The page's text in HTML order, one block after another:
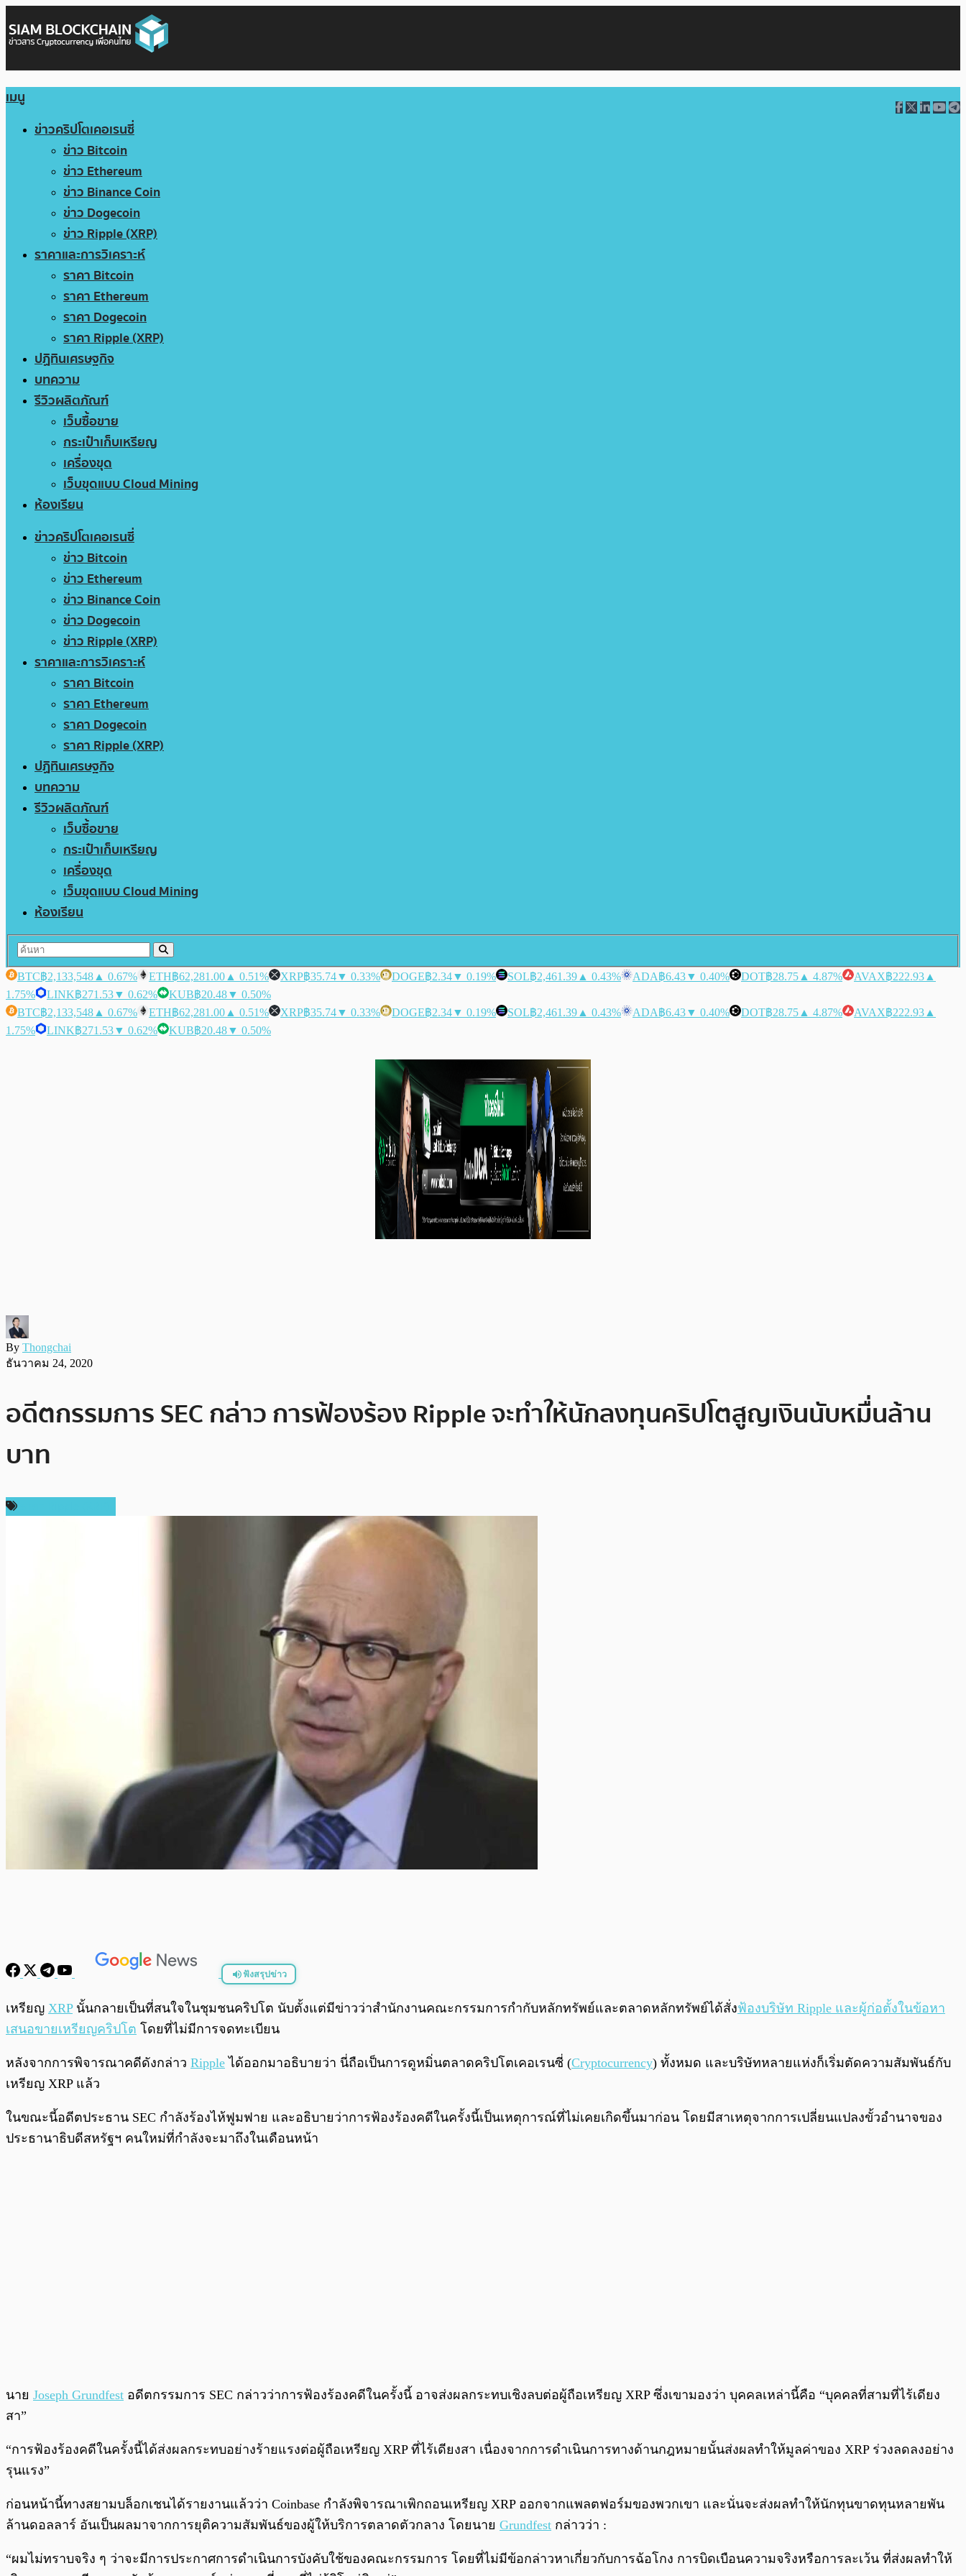
เมนู
ข่าวคริปโตเคอเรนซี่
ข่าว Bitcoin
ข่าว Ethereum
ข่าว Binance Coin
ข่าว Dogecoin
ข่าว Ripple (XRP)
ราคาและการวิเคราะห์
ราคา Bitcoin
ราคา Ethereum
ราคา Dogecoin
ราคา Ripple (XRP)
ปฏิทินเศรษฐกิจ
บทความ
รีวิวผลิตภัณฑ์
เว็บซื้อขาย
กระเป๋าเก็บเหรียญ
เครื่องขุด
เว็บขุดแบบ Cloud Mining
ห้องเรียน
ข่าวคริปโตเคอเรนซี่
ข่าว Bitcoin
ข่าว Ethereum
ข่าว Binance Coin
ข่าว Dogecoin
ข่าว Ripple (XRP)
ราคาและการวิเคราะห์
ราคา Bitcoin
ราคา Ethereum
ราคา Dogecoin
ราคา Ripple (XRP)
ปฏิทินเศรษฐกิจ
บทความ
รีวิวผลิตภัณฑ์
เว็บซื้อขาย
กระเป๋าเก็บเหรียญ
เครื่องขุด
เว็บขุดแบบ Cloud Mining
ห้องเรียน
BTC฿2,133,548 ▲ 0.67% ETH฿62,281.00 ▲ 0.51% XRP฿35.74▼ 0.33% DOGE฿2.34▼ 0.19% SOL฿2,461.39 ▲ 0.43% ADA฿6.43▼ 0.40% DOT฿28.75 ▲ 4.87% AVAX฿222.93 ▲
1.75%
LINK฿271.53▼ 0.62% KUB฿20.48▼ 0.50%
BTC฿2,133,548 ▲ 0.67% ETH฿62,281.00 ▲ 0.51% XRP฿35.74▼ 0.33% DOGE฿2.34▼ 0.19% SOL฿2,461.39 ▲ 0.43% ADA฿6.43▼ 0.40% DOT฿28.75 ▲ 4.87% AVAX฿222.93 ▲
1.75%
LINK฿271.53▼ 0.62% KUB฿20.48▼ 0.50%
By Thongchai
ธันวาคม 24, 2020
อดีตกรรมการ SEC กล่าว การฟ้องร้อง Ripple จะทำให้นักลงทุนคริปโตสูญเงินนับหมื่นล้าน
บาท
ฟังสรุปข่าว
พร้อมเล่น 0:00 / 0:00
เหรียญ XRPนั้นกลายเป็นที่สนใจในชุมชนคริปโต นับตั้งแต่มีข่าวว่าสำนักงานคณะกรรมการกำกับหลักทรัพย์และตลาดหลักทรัพย์ได้สั่งฟ้องบริษัท Ripple และผู้ก่อตั้งในข้อหา
เสนอขายเหรียญคริปโต โดยที่ไม่มีการจดทะเบียน
หลังจากการพิจารณาคดีดังกล่าว Ripple ได้ออกมาอธิบายว่า นี่ถือเป็นการดูหมิ่นตลาดคริปโตเคอเรนซี่ (Cryptocurrency) ทั้งหมด และบริษัทหลายแห่งก็เริ่มตัดความสัมพันธ์กับ
เหรียญ XRP แล้ว
ในขณะนี้อดีตประธาน SEC กำลังร้องไห้ฟูมฟาย และอธิบายว่าการฟ้องร้องคดีในครั้งนี้เป็นเหตุการณ์ที่ไม่เคยเกิดขึ้นมาก่อน โดยมีสาเหตุจากการเปลี่ยนแปลงขั้วอำนาจของ
ประธานาธิบดีสหรัฐฯ คนใหม่ที่กำลังจะมาถึงในเดือนหน้า
นาย Joseph Grundfest อดีตกรรมการ SEC กล่าวว่าการฟ้องร้องคดีในครั้งนี้ อาจส่งผลกระทบเชิงลบต่อผู้ถือเหรียญ XRP ซึ่งเขามองว่า บุคคลเหล่านี้คือ “บุคคลที่สามที่ไร้เดียง
สา”
“การฟ้องร้องคดีในครั้งนี้ได้ส่งผลกระทบอย่างร้ายแรงต่อผู้ถือเหรียญ XRP ที่ไร้เดียงสา เนื่องจากการดำเนินการทางด้านกฎหมายนั้นส่งผลทำให้มูลค่าของ XRP ร่วงลดลงอย่าง
รุนแรง”
ก่อนหน้านี้ทางสยามบล็อกเชนได้รายงานแล้วว่า Coinbase กำลังพิจารณาเพิกถอนเหรียญ XRP ออกจากแพลตฟอร์มของพวกเขา และนั่นจะส่งผลทำให้นักทุนขาดทุนหลายพัน
ล้านดอลลาร์ อันเป็นผลมาจากการยุติความสัมพันธ์ของผู้ให้บริการตลาดตัวกลาง โดยนาย Grundfest กล่าวว่า :
“ผมไม่ทราบจริง ๆ ว่าจะมีการประกาศการดำเนินการบังคับใช้ของคณะกรรมการ โดยที่ไม่มีข้อกล่าวหาเกี่ยวกับการฉ้อโกง การบิดเบือนความจริงหรือการละเว้น ที่ส่งผลทำให้